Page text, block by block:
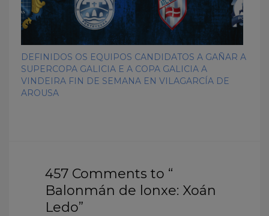
DEFINIDOS OS EQUIPOS CANDIDATOS A GAÑAR A
SUPERCOPA GALICIA E A COPA GALICIA A
VINDEIRA FIN DE SEMANA EN VILAGARCÍA DE
AROUSA
457 Comments to “
Balonmán de lonxe: Xoán
Ledo”